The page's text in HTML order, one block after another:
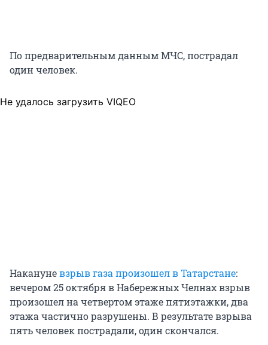
По предварительным данным МЧС, пострадал
один человек.
Не удалось загрузить VIQEO
Накануневзрыв газа произошел в Татарстане:
вечером 25 октября в Набережных Челнах взрыв
произошел на четвертом этаже пятиэтажки, два
этажа частично разрушены. В результате взрыва
пять человек пострадали, один скончался.